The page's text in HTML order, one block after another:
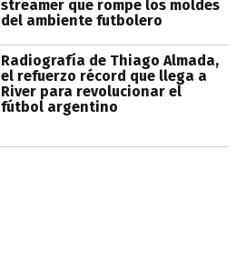
streamer que rompe los moldes
del ambiente futbolero
Radiografía de Thiago Almada,
el refuerzo récord que llega a
River para revolucionar el
fútbol argentino